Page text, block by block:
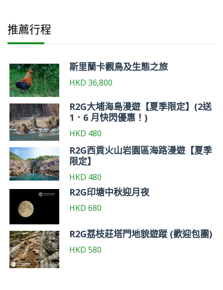
推薦行程
斯里蘭卡觀鳥及生態之旅
HKD 36,800
R2G大埔海島漫遊【夏季限定】(2送
1．6 月快閃優惠！)
HKD 480
R2G西貢火山岩園區海路漫遊【夏季
限定】
HKD 480
R2G印塘中秋迎月夜
HKD 680
R2G荔枝莊塔門地貌遊蹤 (歡迎包團)
HKD 580